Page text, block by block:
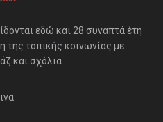
εδώ και 28 συναπτά έτη
τοπικής κοινωνίας με
και σχόλια.